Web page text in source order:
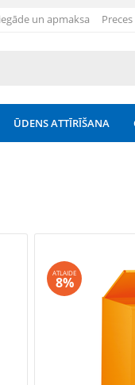
un apmaksa
ŪDENS ATTĪRĪŠANA
ATLAIDE
8%